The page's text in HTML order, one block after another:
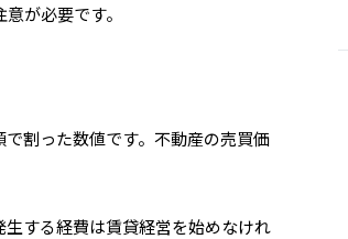
が必要です。
割った数値です。不動産の売買価
する経費は賃貸経営を始めなけれ